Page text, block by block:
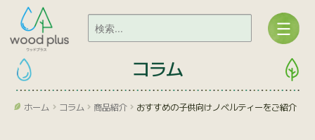
コラム
ホーム コラム 商品紹介 おすすめの子供向けノベルティーをご紹介